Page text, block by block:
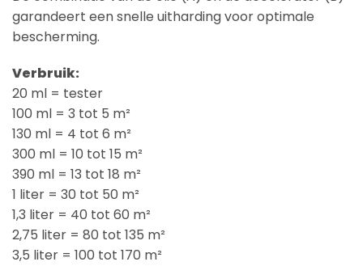
garandeert een snelle uitharding voor optimale
bescherming.
Verbruik:
20 ml = tester
100 ml = 3 tot 5 m²
130 ml = 4 tot 6 m²
300 ml = 10 tot 15 m²
390 ml = 13 tot 18 m²
1 liter = 30 tot 50 m²
1,3 liter = 40 tot 60 m²
2,75 liter = 80 tot 135 m²
3,5 liter = 100 tot 170 m²